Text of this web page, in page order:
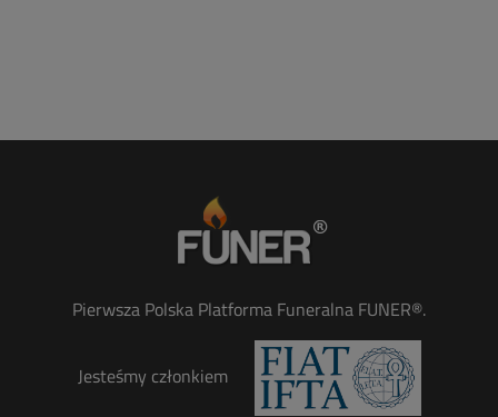
Pierwsza Polska Platforma Funeralna FUNER®.
Jesteśmy członkiem